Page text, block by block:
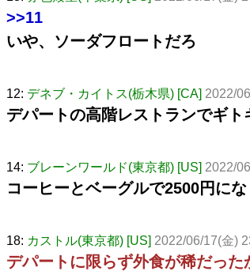
>>11
いや、ソーダフロートだろ
12: デネブ・カイトス(栃木県) [CA] 2022/
デパートの高階レストランでギ
14: ブレーンワールド(東京都) [US] 2022/
コーヒーとベーグルで2500円に
18: カストル(東京都) [US] 2022/06/17(金)
デパートに限らず外食が稀だっ